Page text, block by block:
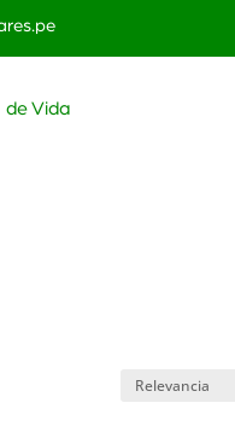
de Vida